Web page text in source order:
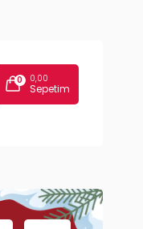
0 0,00
Sepetim